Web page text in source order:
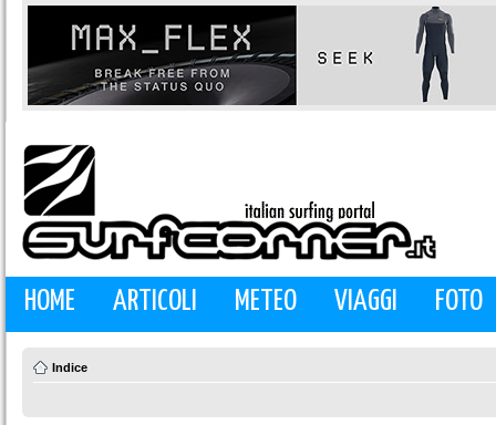
HOME ARTICOLI METEO VIAGGI FOTO
Indice